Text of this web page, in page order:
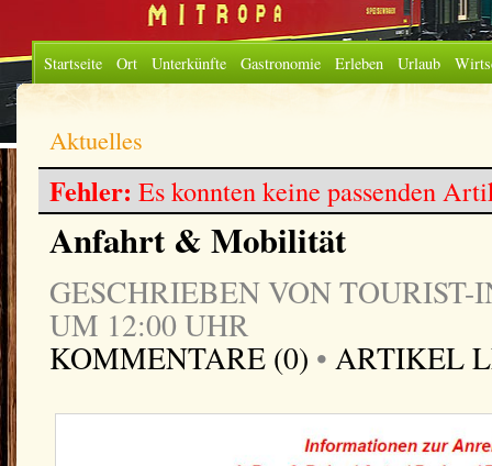
Startseite Ort Unterkünfte Gastronomie Erleben Urlaub
Aktuelles
Fehler: Es konnten keine passenden
Anfahrt & Mobilität
GESCHRIEBEN VON TOURIST-
UM 12:00 UHR
KOMMENTARE (0) • ARTIKEL